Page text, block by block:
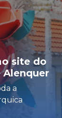
site do
a